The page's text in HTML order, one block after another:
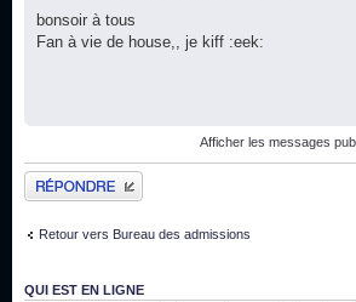
bonsoir à tous
Fan à vie de house,, je kiff :eek:
Afficher les messages
Publier une réponse
Retour vers Bureau des admissions
QUI EST EN LIGNE